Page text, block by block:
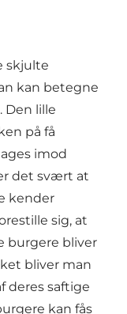
skjulte
kan betegne
Den lille
på få
imod
det svært at
kender
sig, at
burgere bliver
bliver man
deres saftige
kan fås